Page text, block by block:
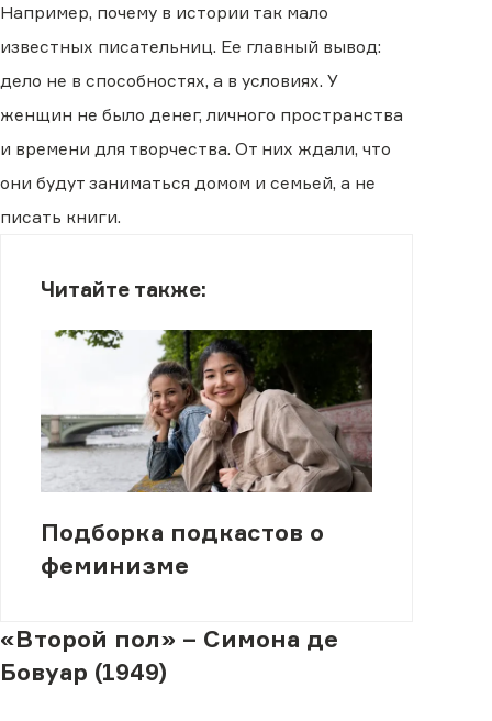
Например, почему в истории так мало
известных писательниц. Ее главный вывод:
дело не в способностях, а в условиях. У
женщин не было денег, личного пространства
и времени для творчества. От них ждали, что
они будут заниматься домом и семьей, а не
писать книги.
Читайте также:
Подборка подкастов о
феминизме
«Второй пол» – Симона де
Бовуар (1949)